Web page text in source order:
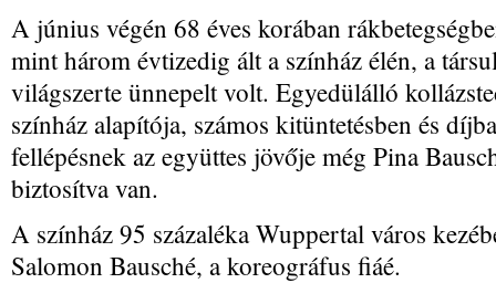
A június végén 68 éves korában
mint három évtizedig ált a színház élén, a
világszerte ünnepelt volt. Egyedülálló
színház alapítója, számos kitüntetésben és
fellépésnek az együttes jövője még Pina
biztosítva van.
A színház 95 százaléka Wuppertal város
Salomon Bausché, a koreográfus fiáé.